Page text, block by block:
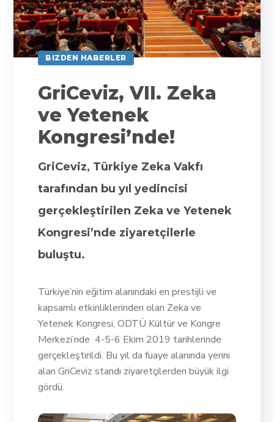
BIZDEN HABERLER
GriCeviz, VII. Zeka
ve Yetenek
Kongresi’nde!
GriCeviz, Türkiye Zeka Vakfı
tarafından bu yıl yedincisi
gerçekleştirilen Zeka ve Yetenek
Kongresi’nde ziyaretçilerle
buluştu.
Türkiye’nin eğitim alanındaki en prestijli ve
kapsamlı etkinliklerinden olan Zeka ve
Yetenek Kongresi, ODTÜ Kültür ve Kongre
Merkezi’nde 4-5-6 Ekim 2019 tarihlerinde
gerçekleştirildi. Bu yıl da fuaye alanında yerini
alan GriCeviz standı ziyaretçilerden büyük ilgi
gördü.